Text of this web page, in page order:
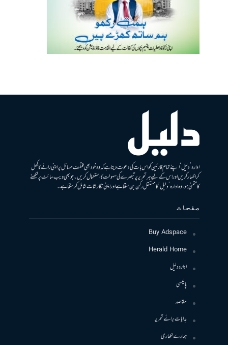
ادارہ ’دلیل‘ اپنے تمام قارئین کو اس بات کی دعوت دیتا ہے کہ وہ خود بھی مختلف مسائل پر اپنی رائے کا کھل
کر اظہار کریں اور اس کے لیے ہر تحریر پر تبصرے کی سہولت کا استعمال کریں۔ جو بھی ویب سائٹ پر لکھنے
کا متمنی ہو، وہ ادارہ ’دلیل‘ کا مستقل رکن بن سکتا ہے اور اپنی نگارشات شامل کرسکتا ہے۔
صفحات
Buy Adspace
Herald Home
ادارہ دلیل
پالیسی
مقاصد
ہدایات برائے تحریر
ہمارے لکھاری